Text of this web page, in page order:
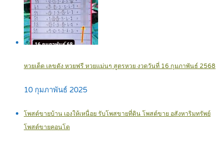
หวยเด็ด เลขดัง หวยฟรี หวยแม่นๆ สูตรหวย งวดวันที่ 16 กุมภาพันธ์ 2568
10 กุมภาพันธ์ 2025
โพสต์ขายบ้าน เองให้เหนื่อย รับโพสขายที่ดิน โพสต์ขาย อสังหาริมทรัพย์
โพสต์ขายคอนโด